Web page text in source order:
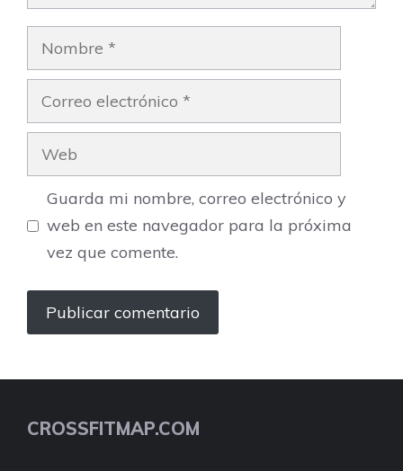
Nombre
Correo
electrónico
Web
Guarda mi nombre, correo electrónico y
web en este navegador para la próxima
vez que comente.
CROSSFITMAP.COM